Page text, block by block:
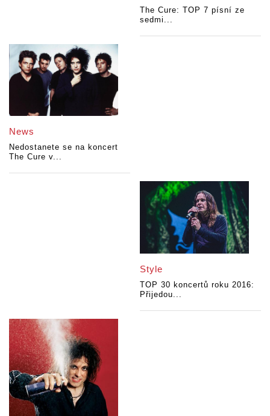
The Cure: TOP 7 písní ze
sedmi...
News
Nedostanete se na koncert
The Cure v...
Style
TOP 30 koncertů roku 2016:
Přijedou...